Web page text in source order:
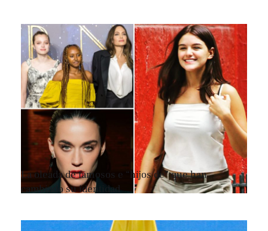
La oleada de famosos e “hijos de” que han
cambiado su identidad